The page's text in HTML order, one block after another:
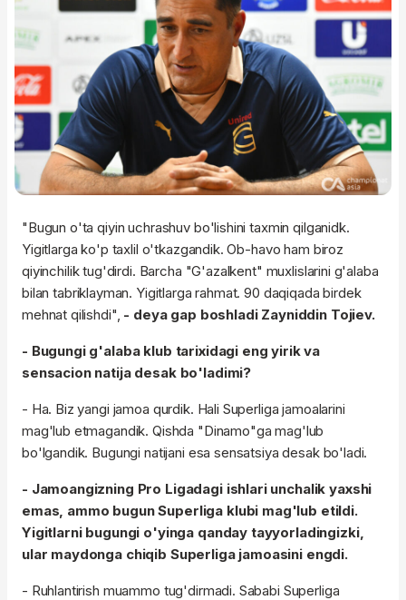
"Bugun o'ta qiyin uchrashuv bo'lishini taxmin qilganidk.
Yigitlarga ko'p taxlil o'tkazgandik. Ob-havo ham biroz
qiyinchilik tug'dirdi. Barcha "G'azalkent" muxlislarini g'alaba
bilan tabriklayman. Yigitlarga rahmat. 90 daqiqada birdek
mehnat qilishdi", - deya gap boshladi Zayniddin Tojiev.
- Bugungi g'alaba klub tarixidagi eng yirik va
sensacion natija desak bo'ladimi?
- Ha. Biz yangi jamoa qurdik. Hali Superliga jamoalarini
mag'lub etmagandik. Qishda "Dinamo"ga mag'lub
bo'lgandik. Bugungi natijani esa sensatsiya desak bo'ladi.
- Jamoangizning Pro Ligadagi ishlari unchalik yaxshi
emas, ammo bugun Superliga klubi mag'lub etildi.
Yigitlarni bugungi o'yinga qanday tayyorladingizki,
ular maydonga chiqib Superliga jamoasini engdi.
- Ruhlantirish muammo tug'dirmadi. Sababi Superliga